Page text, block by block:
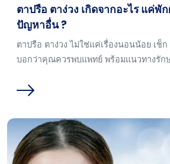
ตาปรือ ตาง่วง เกิดจากอะไร แค่
ปัญหาอื่น ?
ตาปรือ ตาง่วง ไม่ใช่แค่เรื่องนอนน้อย เ
บอกว่าคุณควรพบแพทย์ พร้อมแนวทางรัก